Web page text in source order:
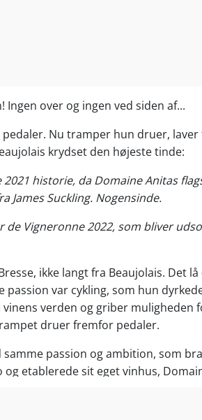
over og ingen ved siden af...
Nu tramper hun druer,
krydset den højeste tinde:
historie, da Domaine Anitas
James Suckling. Nogensinde.
de Vigneronne 2022, som bliver
ikke langt fra Beaujolais. Det
var cykling, som hun
verden og griber muligheden
druer fremfor pedaler.
passion og ambition, som
og etablerede sit eget vinhus,